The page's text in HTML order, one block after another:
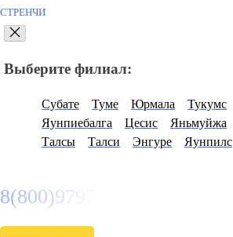
СТРЕНЧИ
Выберите филиал:
Субате Туме Юрмала Тукумс
Яунпиебалга
Цесис Яньмуйжа
Талсы
Талси Энгуре Яунпилс
8(800)9797043